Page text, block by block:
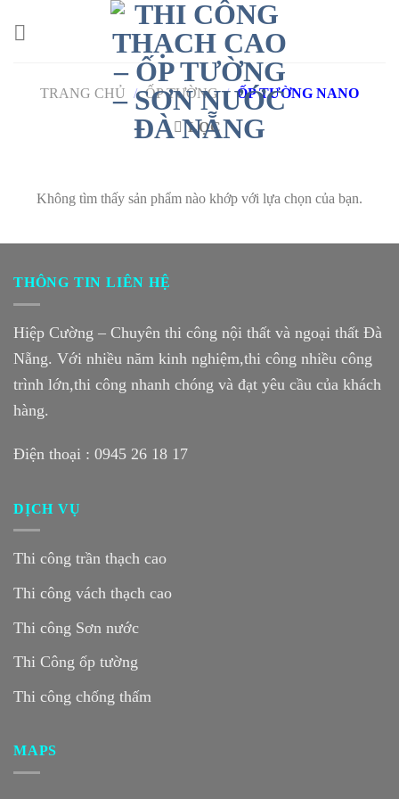
TRANG CHỦ / ỐP TƯỜNG / ỐP TƯỜNG NANO
LỌC
Không tìm thấy sản phẩm nào khớp với lựa chọn của bạn.
THÔNG TIN LIÊN HỆ
Hiệp Cường – Chuyên thi công nội thất và ngoại thất Đà
Nẵng. Với nhiều năm kinh nghiệm,thi công nhiều công
trình lớn,thi công nhanh chóng và đạt yêu cầu của khách
hàng.
Điện thoại : 0945 26 18 17
DỊCH VỤ
Thi công trần thạch cao
Thi công vách thạch cao
Thi công Sơn nước
Thi Công ốp tường
Thi công chống thấm
MAPS